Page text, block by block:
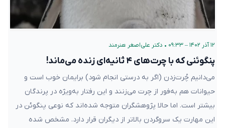
۱۲ آذر ۱۴۰۲ – ۰۹:۳۳ • دکتر علی‌اصغر هنرمند
پنگوئنی که با چرت‌های ۴ ثانیه‌ای زنده می‌ماند!
می‌دانیم چُرت‌زدن (اگر به درستی انجام شود) برایمان خوب است و
حیوانات هم به‌فور از چرت‌ می‌زنند و این رفتار به‌ویژه در پرندگان
بیشتر است. اما حالا پژوهشگران متوجه شده‌اند که نوعی پنگوئن در
این مهارت یک سروگردن بالاتر از دیگران قرار دارد. مشخص شده